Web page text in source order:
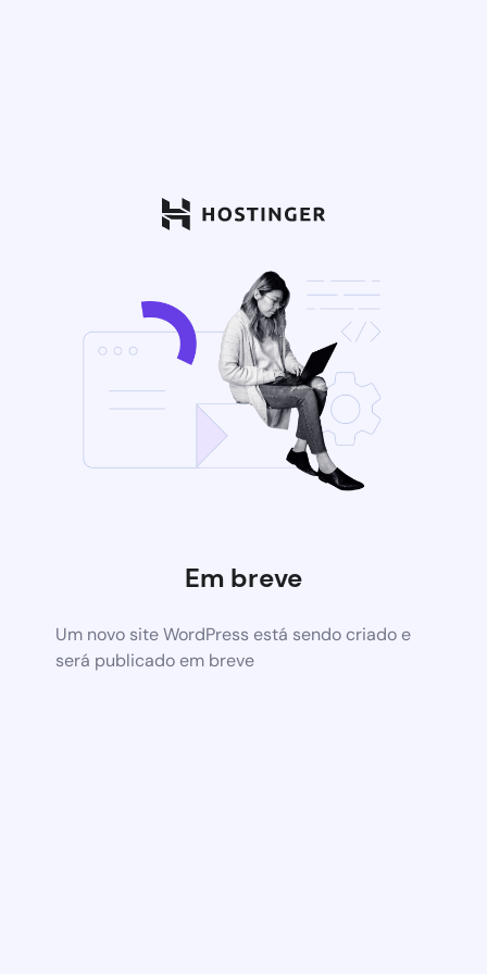
Em breve
Um novo site WordPress está sendo criado e
será publicado em breve